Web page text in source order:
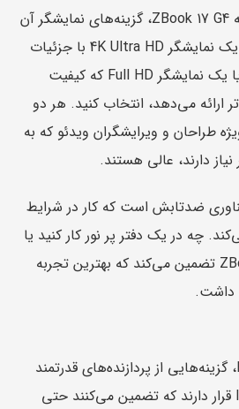
یکی از ویژگی‌های برجسته ZBook 17 G4، گزینه‌های نمایشگر آن
است. شما می‌توانید بین یک نمایشگر 4K Ultra HD با جزئیات
فوق‌العاده و شفافیت بالا یا یک نمایشگر Full HD که کیفیت
ارائه می‌دهد، انتخاب کنید. هر دو
طراحان و ویرایشگران ویدئو که به
دارند، عالی هستند.
ضدتابش است که کار در شرایط
چه در یک دفتر پر نور کار کنید یا
در محل پروژه، ZBook 17 G4 تضمین می‌کند که بهترین تجربه
داشت.
در قلب HP ZBook 17 G4، گزینه‌هایی از پردازنده‌های قدرتمند
Intel Xeon یا Intel Core قرار دارند که تضمین می‌کنند حتی